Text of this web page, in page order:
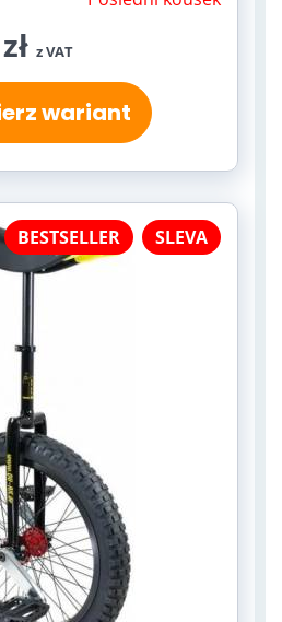
z VAT
wariant
BESTSELLER SLEVA